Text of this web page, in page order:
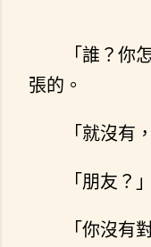
「誰？你
張的。
「就沒有
「朋友？」
「你沒有